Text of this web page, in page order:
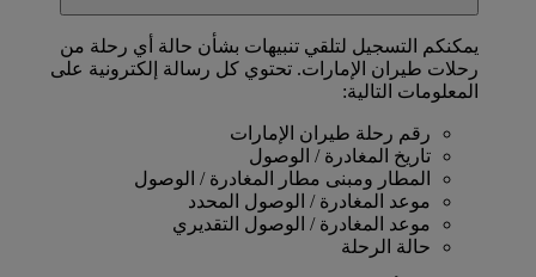
يمكنكم التسجيل لتلقي تنبيهات بشأن حالة أي رحلة من
رحلات طيران الإمارات. تحتوي كل رسالة إلكترونية على
المعلومات التالية:
رقم رحلة طيران الإمارات
تاريخ المغادرة / الوصول
المطار ومبنى مطار المغادرة / الوصول
موعد المغادرة / الوصول المحدد
موعد المغادرة / الوصول التقديري
حالة الرحلة